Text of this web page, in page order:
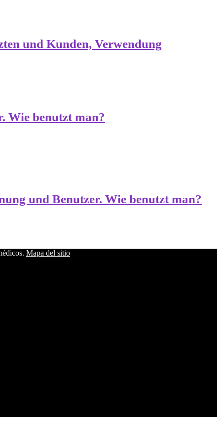
und Kunden, Verwendung
Wie benutzt man?
und Benutzer. Wie benutzt man?
Mapa del sitio